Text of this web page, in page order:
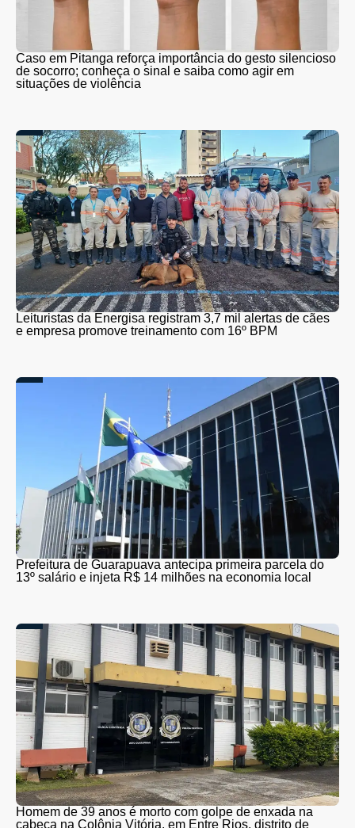
Caso em Pitanga reforça importância do gesto silencioso
de socorro; conheça o sinal e saiba como agir em
situações de violência
Leituristas da Energisa registram 3,7 mil alertas de cães
e empresa promove treinamento com 16º BPM
Prefeitura de Guarapuava antecipa primeira parcela do
13º salário e injeta R$ 14 milhões na economia local
Homem de 39 anos é morto com golpe de enxada na
cabeça na Colônia Vitória, em Entre Rios, distrito de